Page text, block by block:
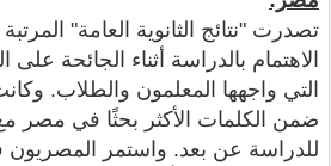
تصدرت "نتائج الثانوية العامة" المرتبة
الاهتمام بالدراسة أثناء الجائحة
التي واجهها المعلمون والطلاب.
ضمن الكلمات الأكثر بحثًا في مصر
للدراسة عن بعد. واستمر المصريون